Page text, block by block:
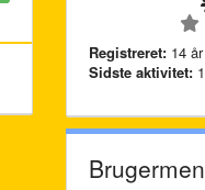
Registreret: 14
Sidste aktivitet: